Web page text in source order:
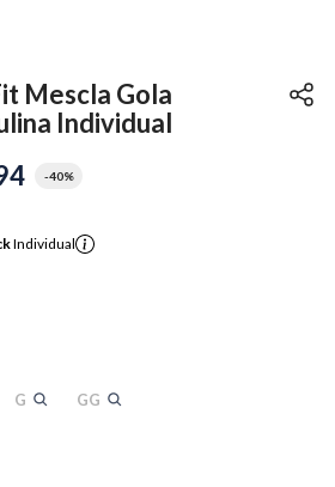
Mescla Gola
Individual
-40%
Individual
G GG